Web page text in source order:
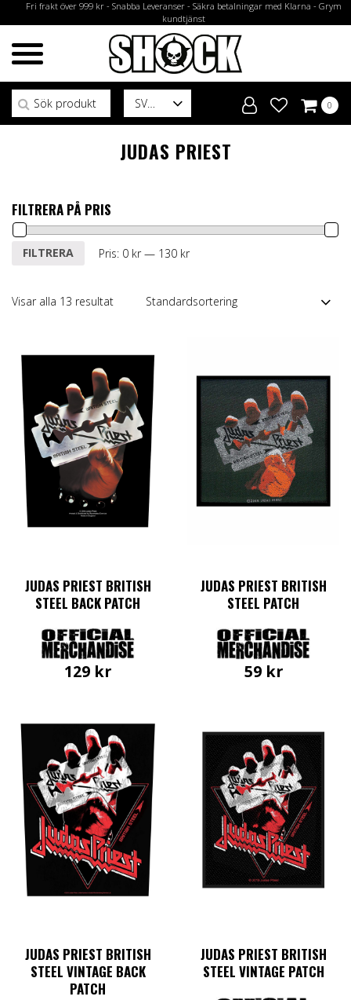
Fri frakt över 999 kr - Snabba Leveranser - Säkra betalningar med Klarna - Grym
kundtjänst
SV
Sök efter:
0
JUDAS PRIEST
FILTRERA PÅ PRIS
Min
MaxFILTRERA Pris: 0 kr— 130 kr
Visar alla 13 resultat
JUDAS PRIEST BRITISH
STEEL BACK PATCH
129 kr
JUDAS PRIEST BRITISH
STEEL PATCH
59 kr
JUDAS PRIEST BRITISH
STEEL VINTAGE BACK
PATCH
JUDAS PRIEST BRITISH
STEEL VINTAGE PATCH